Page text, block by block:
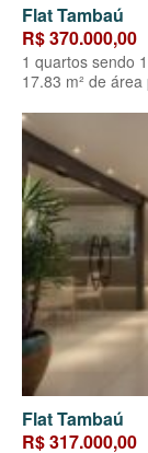
Flat Tambaú
R$ 370.000,00
1 quartos sendo
17.83 m² de área
Flat Tambaú
R$ 317.000,00